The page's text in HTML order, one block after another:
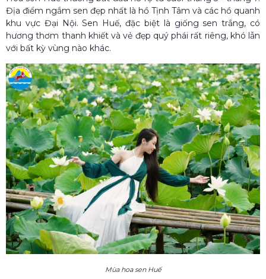
Địa điểm ngắm sen đẹp nhất là hồ Tịnh Tâm và các hồ quanh
khu vực Đại Nội. Sen Huế, đặc biệt là giống sen trắng, có
hương thơm thanh khiết và vẻ đẹp quý phái rất riêng, khó lẫn
với bất kỳ vùng nào khác.
Mùa hoa sen Huế